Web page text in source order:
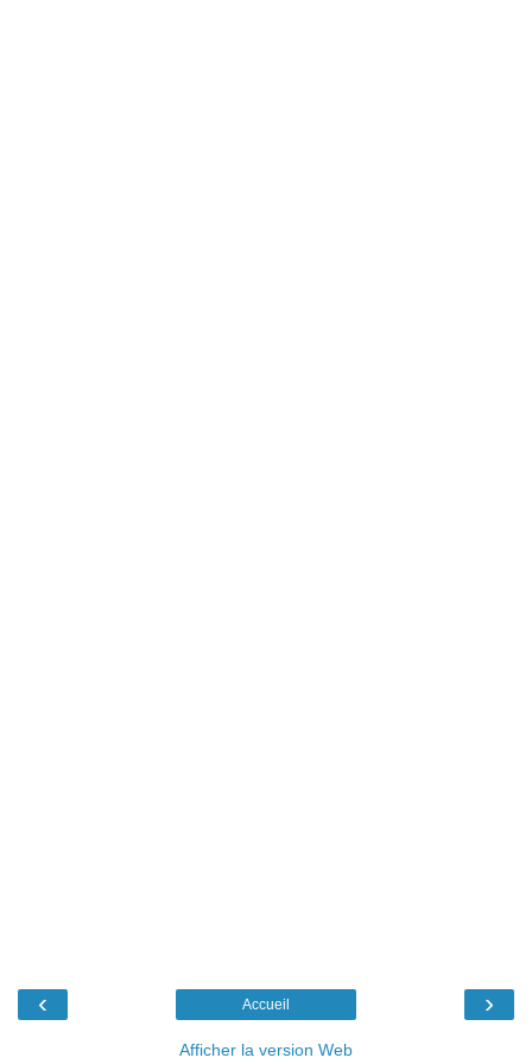
‹ ›
Accueil
Afficher la version Web